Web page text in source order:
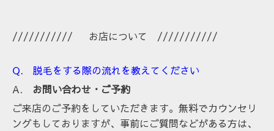
/////////// お店について ///////////
Q. 脱毛をする際の流れを教えてください
A. お問い合わせ・ご予約
ご来店のご予約をしていただきます。無料でカウンセリ
ングもしておりますが、事前にご質問などがある方は、